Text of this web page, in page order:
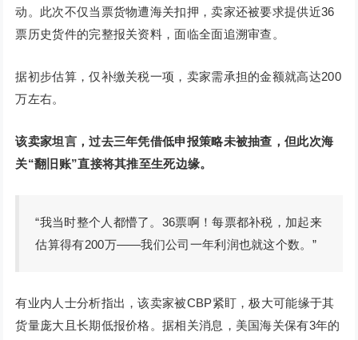
动。此次不仅当票货物遭海关扣押，卖家还被要求提供近36
票历史货件的完整报关资料，面临全面追溯审查。
据初步估算，仅补缴关税一项，卖家需承担的金额就高达200
万左右。
该卖家坦言，过去三年凭借低申报策略未被抽查，但此次海
关“翻旧账”直接将其推至生死边缘。
“我当时整个人都懵了。36票啊！每票都补税，加起来
估算得有200万——我们公司一年利润也就这个数。”
有业内人士分析指出，该卖家被CBP紧盯，极大可能缘于其
货量庞大且长期低报价格。据相关消息，美国海关保有3年的